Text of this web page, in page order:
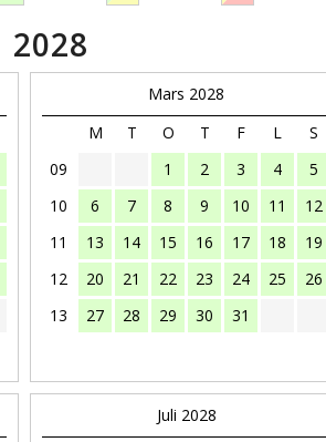
2028
Mars 2028
M
T O T F L
S
09
1 2 3 4
5
10
6 7 8 9 10 11
12
11
13 14 15 16 17 18
19
12
20 21 22 23 24 25
26
13
27 28 29 30 31
Juli 2028